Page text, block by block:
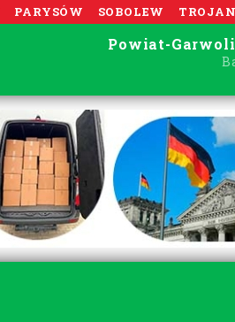
PARYSÓW SOBOLEW
Powiat-